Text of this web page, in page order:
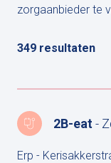
zorgaanbieder te
349 resultaten
2B-eat-
Erp -